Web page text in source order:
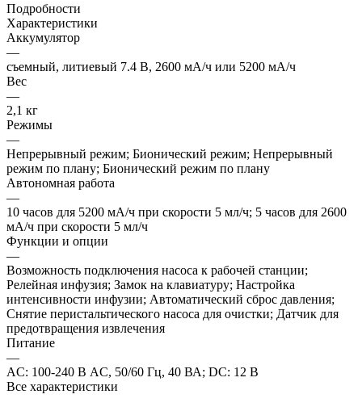
Подробности
Характеристики
Аккумулятор
—
съемный, литиевый 7.4 В, 2600 мА/ч или 5200 мА/ч
Вес
—
2,1 кг
Режимы
—
Непрерывный режим; Бионический режим; Непрерывный
режим по плану; Бионический режим по плану
Автономная работа
—
10 часов для 5200 мА/ч при скорости 5 мл/ч; 5 часов для 2600
мА/ч при скорости 5 мл/ч
Функции и опции
—
Возможность подключения насоса к рабочей станции;
Релейная инфузия; Замок на клавиатуру; Настройка
интенсивности инфузии; Автоматический сброс давления;
Снятие перистальтического насоса для очистки; Датчик для
предотвращения извлечения
Питание
—
AC: 100-240 В AC, 50/60 Гц, 40 ВА; DC: 12 В
Все характеристики